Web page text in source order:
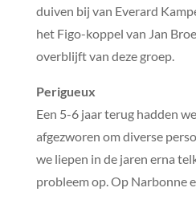
duiven bij van Everard
het Figo-koppel van Jan
overblijft van deze groep.
Perigueux
Een 5-6 jaar terug hadden
afgezworen om diverse
we liepen in de jaren erna
probleem op. Op Narbonne